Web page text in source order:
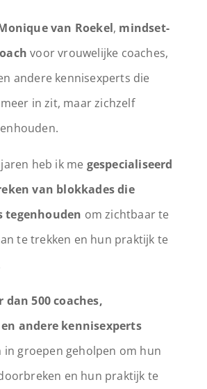
van Roekel, mindset-
voor vrouwelijke coaches,
andere kennisexperts die
in zit, maar zichzelf
heb ik me gespecialiseerd
van blokkades die
tegenhouden om zichtbaar te
te trekken en hun praktijk te
dan 500 coaches,
andere kennisexperts
in groepen geholpen om hun
en hun praktijk te